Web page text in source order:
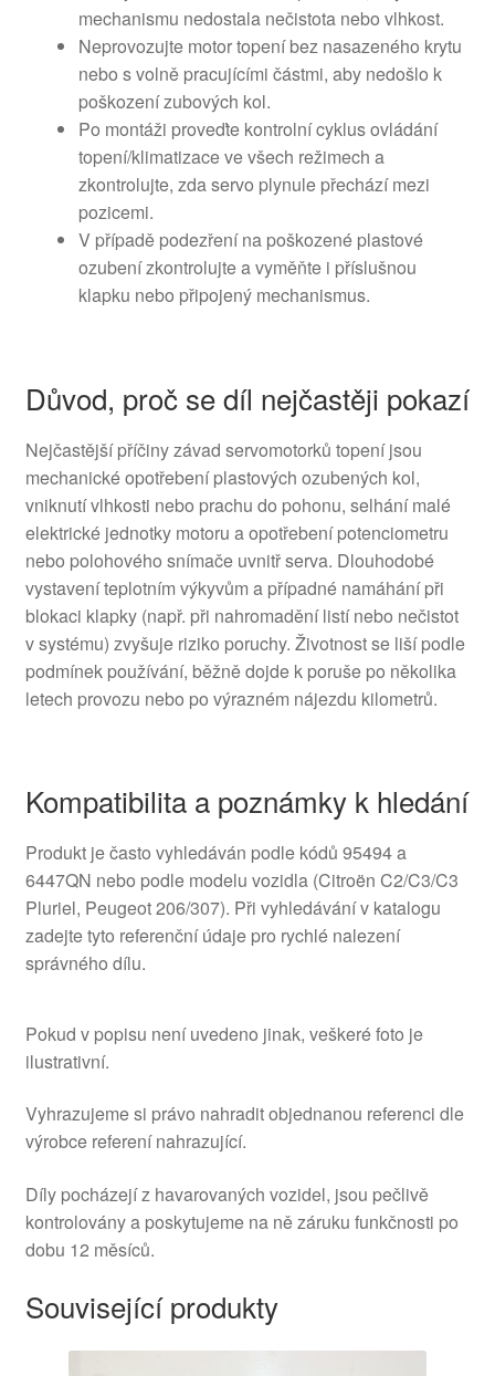
mechanismu nedostala nečistota nebo vlhkost.
Neprovozujte motor topení bez nasazeného krytu
nebo s volně pracujícími částmi, aby nedošlo k
poškození zubových kol.
Po montáži proveďte kontrolní cyklus ovládání
topení/klimatizace ve všech režimech a
zkontrolujte, zda servo plynule přechází mezi
pozicemi.
V případě podezření na poškozené plastové
ozubení zkontrolujte a vyměňte i příslušnou
klapku nebo připojený mechanismus.
Důvod, proč se díl nejčastěji pokazí
Nejčastější příčiny závad servomotorků topení jsou
mechanické opotřebení plastových ozubených kol,
vniknutí vlhkosti nebo prachu do pohonu, selhání malé
elektrické jednotky motoru a opotřebení potenciometru
nebo polohového snímače uvnitř serva. Dlouhodobé
vystavení teplotním výkyvům a případné namáhání při
blokaci klapky (např. při nahromadění listí nebo nečistot
v systému) zvyšuje riziko poruchy. Životnost se liší podle
podmínek používání, běžně dojde k poruše po několika
letech provozu nebo po výrazném nájezdu kilometrů.
Kompatibilita a poznámky k hledání
Produkt je často vyhledáván podle kódů 95494 a
6447QN nebo podle modelu vozidla (Citroën C2/C3/C3
Pluriel, Peugeot 206/307). Při vyhledávání v katalogu
zadejte tyto referenční údaje pro rychlé nalezení
správného dílu.
Pokud v popisu není uvedeno jinak, veškeré foto je
ilustrativní.
Vyhrazujeme si právo nahradit objednanou referenci dle
výrobce referení nahrazující.
Díly pocházejí z havarovaných vozidel, jsou pečlivě
kontrolovány a poskytujeme na ně záruku funkčnosti po
dobu 12 měsíců.
Související produkty